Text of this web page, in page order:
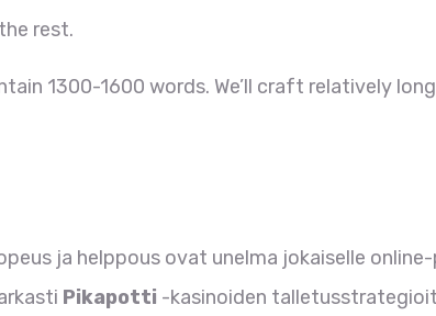
rest.
1300-1600 words. We’ll craft relatively
ja helppous ovat unelma jokaiselle
Pikapotti -kasinoiden